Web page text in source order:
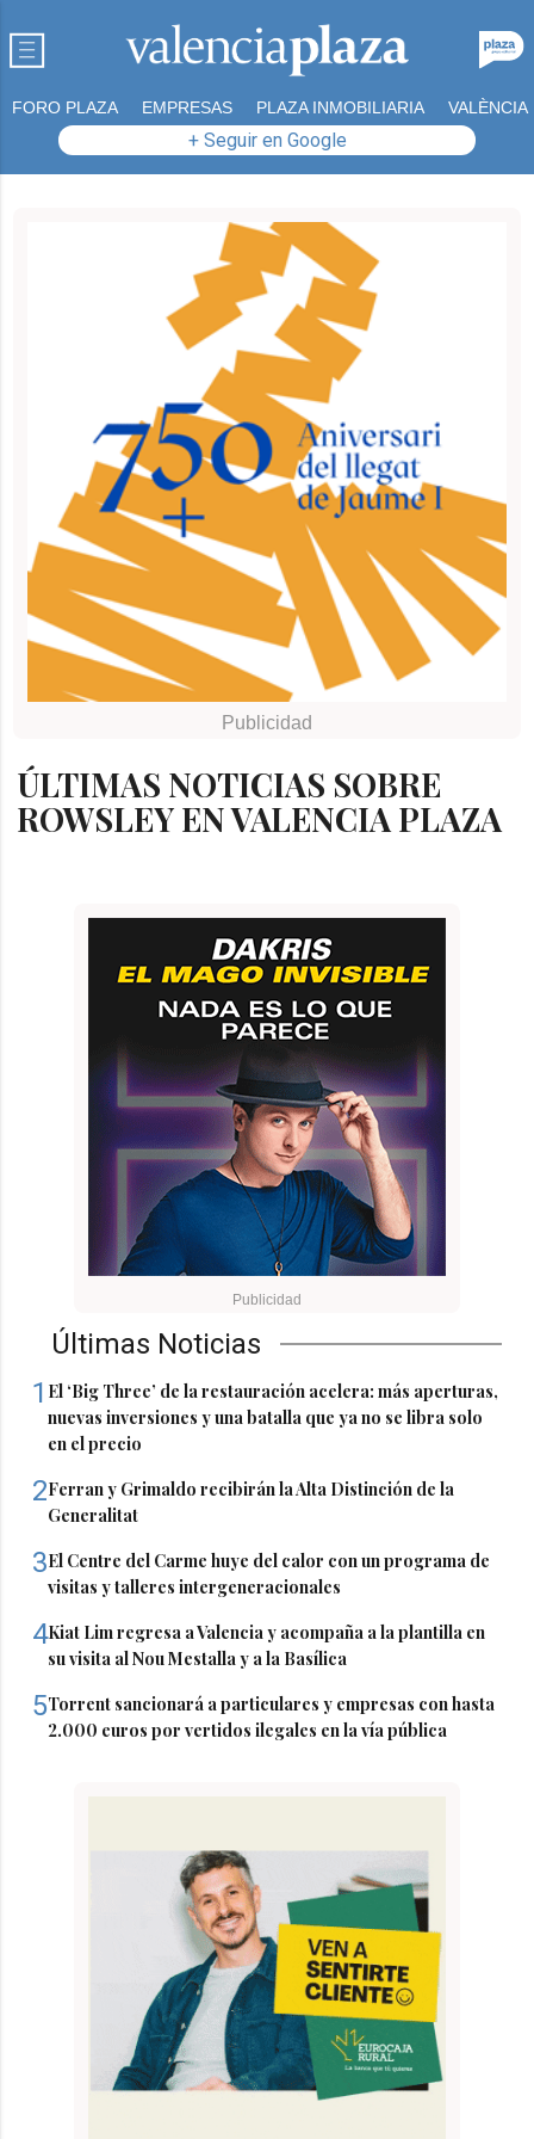
FORO PLAZA EMPRESAS PLAZA INMOBILIARIA VALÈNCIA
+ Seguir en Google
ÚLTIMAS NOTICIAS SOBRE
ROWSLEY EN VALENCIA PLAZA
Últimas Noticias
1 El ‘Big Three’ de la restauración acelera: más aperturas,
nuevas inversiones y una batalla que ya no se libra solo
en el precio
2Ferran y Grimaldo recibirán la Alta Distinción de la
Generalitat
3El Centre del Carme huye del calor con un programa de
visitas y talleres intergeneracionales
4Kiat Lim regresa a Valencia y acompaña a la plantilla en
su visita al Nou Mestalla y a la Basílica
5Torrent sancionará a particulares y empresas con hasta
2.000 euros por vertidos ilegales en la vía pública